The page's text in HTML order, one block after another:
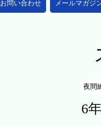
お問い合わせ メールマガジ
夜間
6